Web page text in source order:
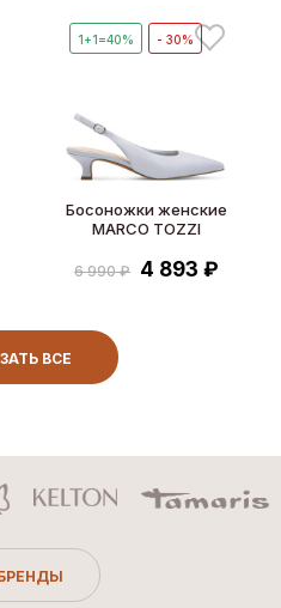
1+1=40% - 30%
Босоножки женские
MARCO TOZZI
6 990 ₽ 4 893 ₽
ВСЕ